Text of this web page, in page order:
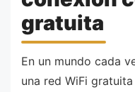
gratuita
En un mundo cada
una red WiFi